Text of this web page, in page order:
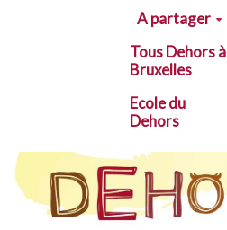
A partager
Tous Dehors à
Bruxelles
Ecole du
Dehors